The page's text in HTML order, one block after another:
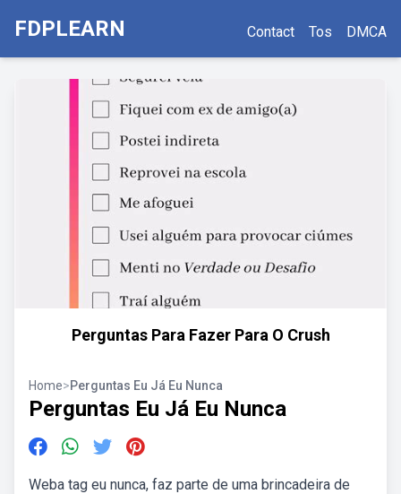
FDPLEARN Contact Tos DMCA
Perguntas Para Fazer Para O Crush
Home>Perguntas Eu Já Eu Nunca
Perguntas Eu Já Eu Nunca
Weba tag eu nunca, faz parte de uma brincadeira de